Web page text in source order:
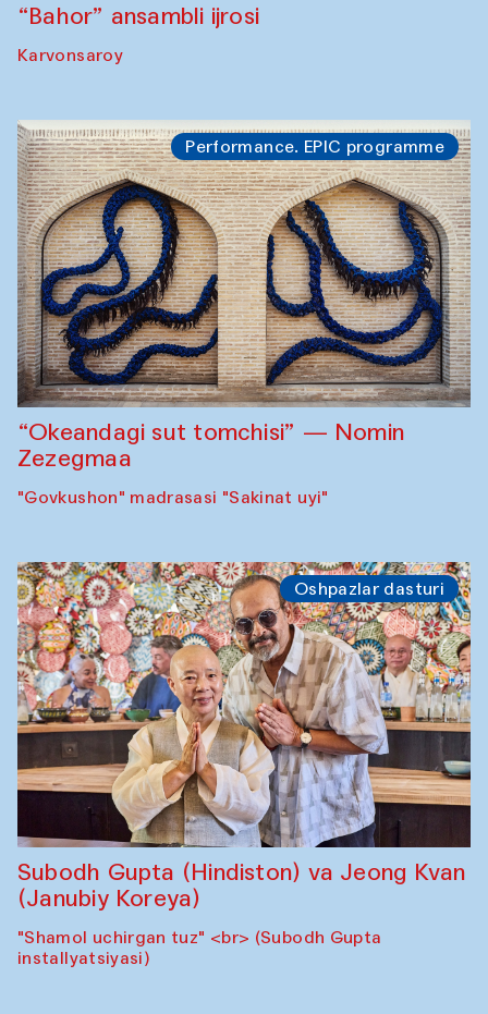
“Bahor” ansambli ijrosi
Karvonsaroy
Performance. EPIC programme
“Okeandagi sut tomchisi” — Nomin
Zezegmaa
"Govkushon" madrasasi "Sakinat uyi"
Oshpazlar dasturi
Subodh Gupta (Hindiston) va Jeong Kvan
(Janubiy Koreya)
"Shamol uchirgan tuz" <br> (Subodh Gupta
installyatsiyasi)